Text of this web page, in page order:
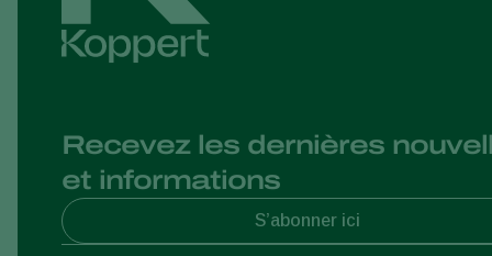
Recevez les dernières
et informations
S’abonner ici